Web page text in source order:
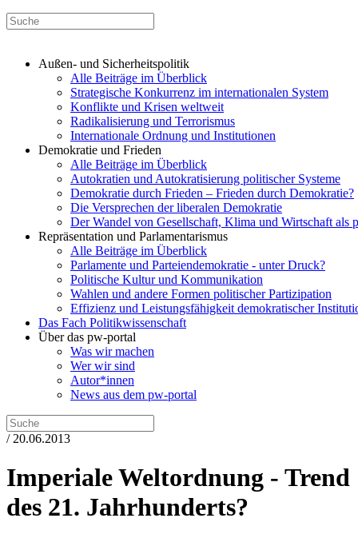
Außen- und Sicherheitspolitik
Alle Beiträge im Überblick
Strategische Konkurrenz im internationalen System
Konflikte und Krisen weltweit
Radikalisierung und Terrorismus
Internationale Ordnung und Institutionen
Demokratie und Frieden
Alle Beiträge im Überblick
Autokratien und Autokratisierung politischer Systeme
Demokratie durch Frieden – Frieden durch Demokratie?
Die Versprechen der liberalen Demokratie
Der Wandel von Gesellschaft, Klima und Wirtschaft als
Repräsentation und Parlamentarismus
Alle Beiträge im Überblick
Parlamente und Parteiendemokratie - unter Druck?
Politische Kultur und Kommunikation
Wahlen und andere Formen politischer Partizipation
Effizienz und Leistungsfähigkeit demokratischer
Das Fach Politikwissenschaft
Über das pw-portal
Was wir machen
Wer wir sind
Autor*innen
News aus dem pw-portal
/ 20.06.2013
Imperiale Weltordnung - Trend
des 21. Jahrhunderts?